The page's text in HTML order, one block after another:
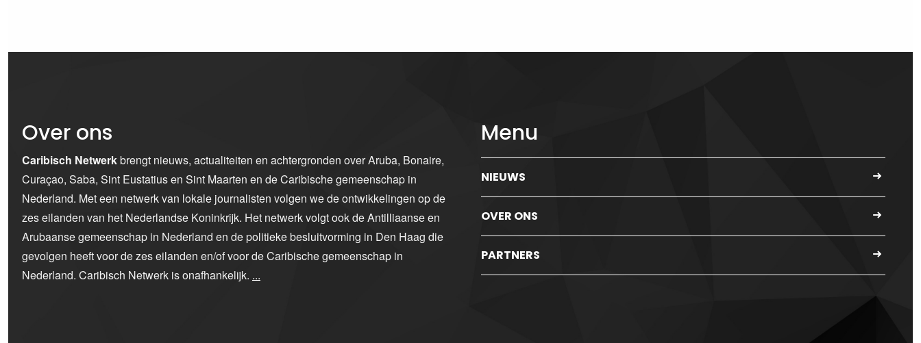
Over ons
Caribisch Netwerkbrengt nieuws, actualiteiten en achtergronden over Aruba, Bonaire,
Curaçao, Saba, Sint Eustatius en Sint Maarten en de Caribische gemeenschap in
Nederland. Met een netwerk van lokale journalisten volgen we de ontwikkelingen op de
zes eilanden van het Nederlandse Koninkrijk. Het netwerk volgt ook de Antilliaanse en
Arubaanse gemeenschap in Nederland en de politieke besluitvorming in Den Haag die
gevolgen heeft voor de zes eilanden en/of voor de Caribische gemeenschap in
Nederland. Caribisch Netwerk is onafhankelijk. ...
Menu
NIEUWS
OVER ONS
PARTNERS